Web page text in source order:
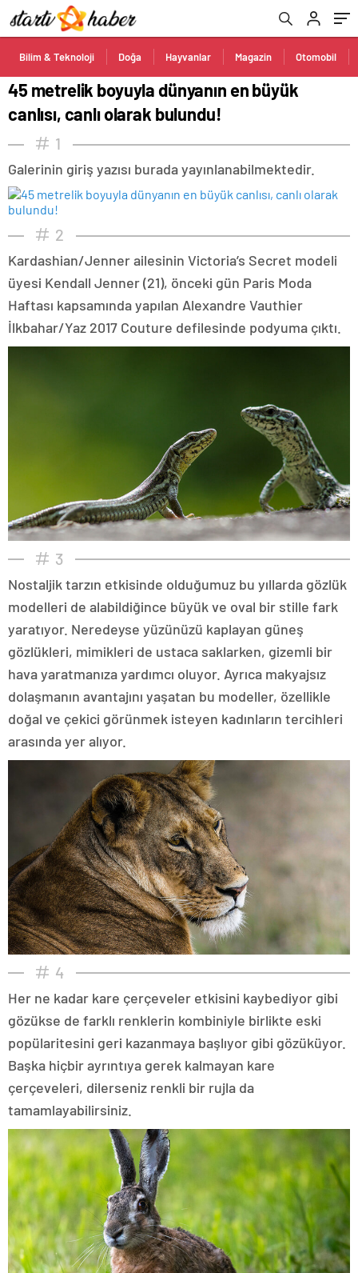
Bilim & Teknoloji Doğa Hayvanlar Magazin Otomobil
45 metrelik boyuyla dünyanın en büyük
canlısı, canlı olarak bulundu!
1
Galerinin giriş yazısı burada yayınlanabilmektedir.
2
Kardashian/Jenner ailesinin Victoria’s Secret modeli
üyesi Kendall Jenner (21), önceki gün Paris Moda
Haftası kapsamında yapılan Alexandre Vauthier
İlkbahar/Yaz 2017 Couture defilesinde podyuma çıktı.
3
Nostaljik tarzın etkisinde olduğumuz bu yıllarda gözlük
modelleri de alabildiğince büyük ve oval bir stille fark
yaratıyor. Neredeyse yüzünüzü kaplayan güneş
gözlükleri, mimikleri de ustaca saklarken, gizemli bir
hava yaratmanıza yardımcı oluyor. Ayrıca makyajsız
dolaşmanın avantajını yaşatan bu modeller, özellikle
doğal ve çekici görünmek isteyen kadınların tercihleri
arasında yer alıyor.
4
Her ne kadar kare çerçeveler etkisini kaybediyor gibi
gözükse de farklı renklerin kombiniyle birlikte eski
popülaritesini geri kazanmaya başlıyor gibi gözüküyor.
Başka hiçbir ayrıntıya gerek kalmayan kare
çerçeveleri, dilerseniz renkli bir rujla da
tamamlayabilirsiniz.